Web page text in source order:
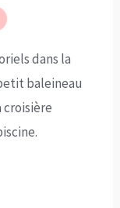
dans la
baleineau
croisière